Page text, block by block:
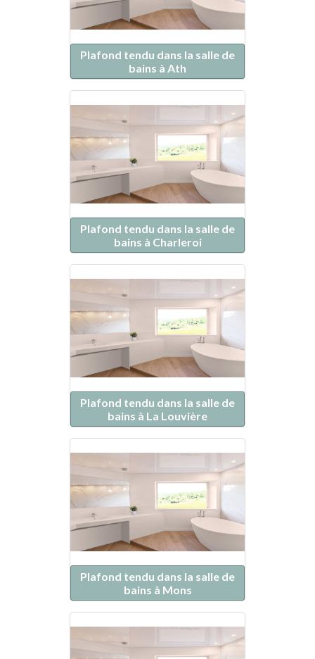
Plafond tendu dans la salle de
bains à Ath
Plafond tendu dans la salle de
bains à Charleroi
Plafond tendu dans la salle de
bains à La Louvière
Plafond tendu dans la salle de
bains à Mons